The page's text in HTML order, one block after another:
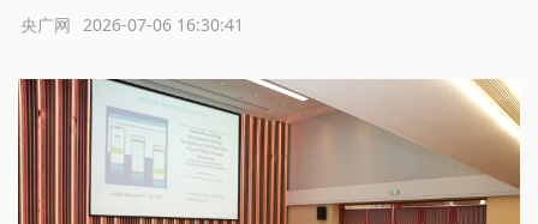
2026-07-06 16:30:41
央广网